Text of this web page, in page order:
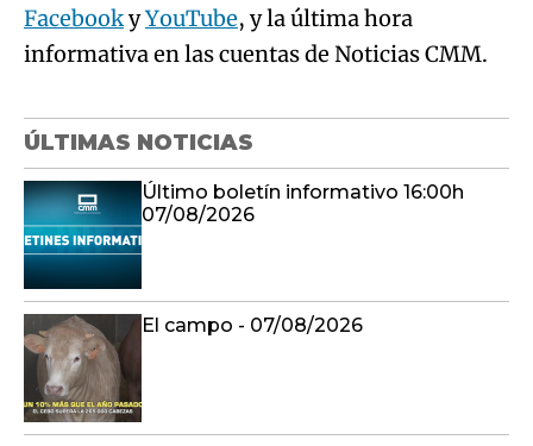
FacebookyYouTube, y la última hora
informativa en las cuentas de Noticias CMM.
ÚLTIMAS NOTICIAS
Último boletín informativo 16:00h
07/08/2026
El campo - 07/08/2026